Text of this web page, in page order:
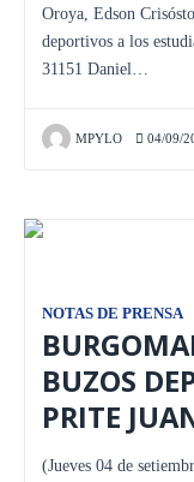
Oroya, Edson
deportivos a los
31151 Daniel…
MPYLO 04/09/
NOTAS DE PRENSA
BUZOS
PRITE
(Jueves 04 de